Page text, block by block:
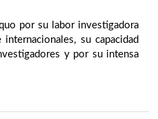
por su labor investigadora
su capacidad
y por su intensa